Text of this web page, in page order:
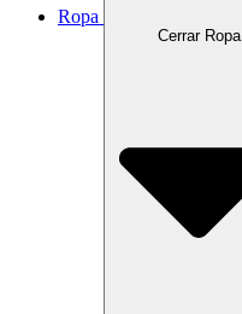
Ropa
Cerrar Ropa